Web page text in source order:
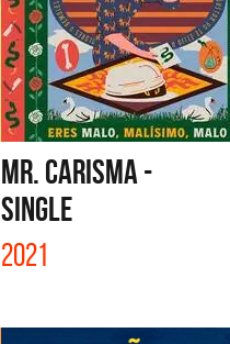
MR. CARISMA -
SINGLE
2021